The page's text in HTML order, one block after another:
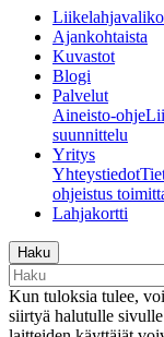
Ajankohtaista
Kuvastot
Blogi
Palvelut
Aineisto-ohje
suunnittelu
Yritys
Yhteystiedot
ohjeistus
Lahjakortti
Haku
Kun tuloksia tulee,
siirtyä halutulle